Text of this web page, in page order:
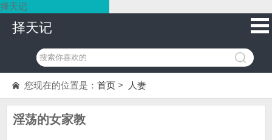
择天记
择天记
您现在的位置是： 首页 > 人妻
淫荡的女家教